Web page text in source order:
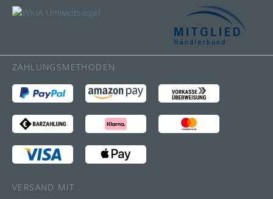
ZAHLUNGSMETHODEN
VERSAND MIT